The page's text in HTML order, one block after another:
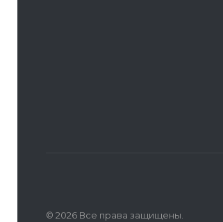
© 2026 Все права защищены.